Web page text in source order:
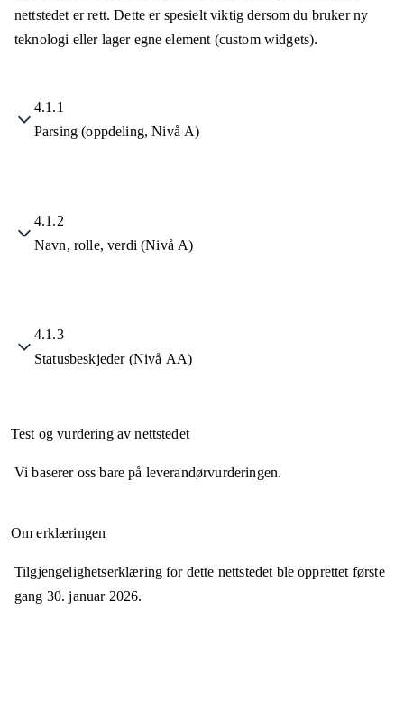
nettstedet er rett. Dette er spesielt viktig dersom du bruker ny
teknologi eller lager egne element (custom widgets).
4.1.1
Parsing (oppdeling, Nivå A)
4.1.2
Navn, rolle, verdi (Nivå A)
4.1.3
Statusbeskjeder (Nivå AA)
Test og vurdering av nettstedet
Vi baserer oss bare på leverandørvurderingen.
Om erklæringen
Tilgjengelighetserklæring for dette nettstedet ble opprettet første
gang 30. januar 2026.